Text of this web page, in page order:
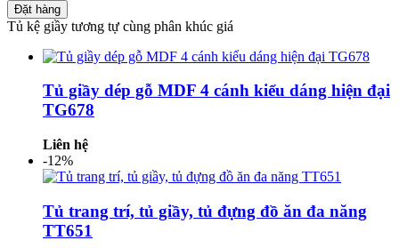
Đặt hàng
Tủ kệ giầy tương tự cùng phân khúc giá
Tủ giầy dép gỗ MDF 4 cánh kiểu dáng hiện đại
TG678
Liên hệ
-12%
Tủ trang trí, tủ giầy, tủ đựng đồ ăn đa năng
TT651